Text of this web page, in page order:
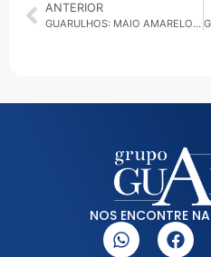
ANTERIOR
GUARULHOS: MAIO AMARELO COMEÇA COM EVENTO NO SHOPPING BONSUCESSO
NOS ENCONTRE